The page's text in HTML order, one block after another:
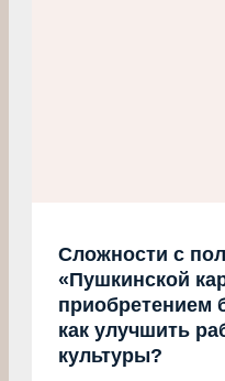
Сложности с
«Пушкинской
приобретением
как улучшить
культуры?